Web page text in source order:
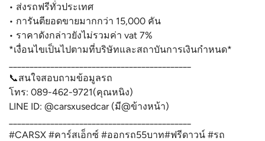
• ส่งรถฟรีทั่วประเทศ
• การันตียอดขายมากกว่า 15,000 คัน
• ราคาดังกล่าวยังไม่รวมค่า vat 7%
*เงื่อนไขเป็นไปตามที่บริษัทและสถาบันการเงินกำหนด*
📞สนใจสอบถามข้อมูลรถ
โทร: 089-462-9721(คุณหนิง)
LINE ID: @carsxusedcar (มี@ข้างหน้า)
#CARSX #คาร์สเอ็กซ์ #ออกรถ55บาท#ฟรีดาวน์ #รถ